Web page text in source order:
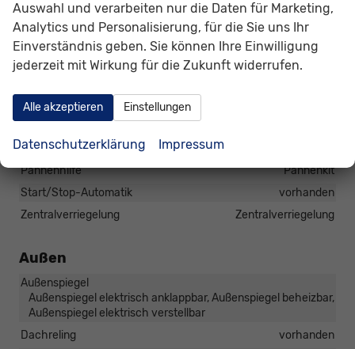
Diebstahl-Alarmanlage
vorhanden
Einparkhilfe
Park Distance Control vorne, Park Distance Control hinten,
Rückfahrkamera
Lenkung
Lichttechnik
Scheinwerfer, Voll-LED Scheinwerfer
Pannenhilfe
Pannenkit
Start/Stop-Automatik
vorhanden
Zentralverriegelung
Zentralverriegelung
Außen
Außenspiegel
Außenspiegel elektrisch anklappbar, Außenspiegel beheizbar,
Außenspiegel elektrisch verstellbar
Dachreling
vorhanden
Auswahl und verarbeiten nur die Daten für Marketing,
Analytics und Personalisierung, für die Sie uns Ihr
Einverständnis geben. Sie können Ihre Einwilligung
jederzeit mit Wirkung für die Zukunft widerrufen.
Alle akzeptieren Einstellungen
Datenschutzerklärung Impressum